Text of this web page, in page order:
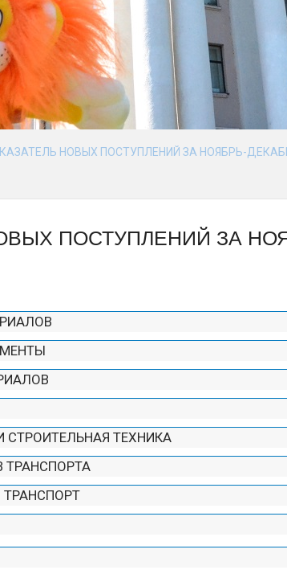
НОВЫХ ПОСТУПЛЕНИЙ ЗА НОЯБРЬ-
ПОСТУПЛЕНИЙ ЗА
СТРОИТЕЛЬНАЯ ТЕХНИКА
ТРАНСПОРТА